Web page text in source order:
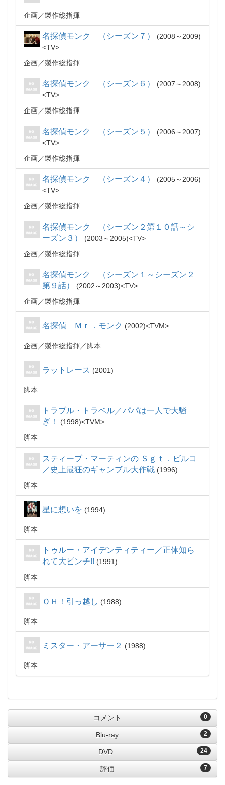
企画 製作総指揮
名探偵モンク （シーズン７）
2008～2009
TV
企画
製作総指揮
名探偵モンク （シーズン６）
2007～2008
TV
企画
製作総指揮
名探偵モンク （シーズン５）
2006～2007
TV
企画
製作総指揮
名探偵モンク （シーズン４）
2005～2006
TV
企画
製作総指揮
名探偵モンク （シーズン２第１０話～シ
ーズン３）
2003～2005
TV
企画
製作総指揮
名探偵モンク （シーズン１～シーズン２
第９話）
2002～2003
TV
企画
製作総指揮
名探偵 Ｍｒ．モンク 2002 TVM
企画 製作総指揮 脚本
ラットレース 2001
脚本
トラブル・トラベル／パパは一人で大騒
ぎ！
1998
TVM
脚本
スティーブ・マーティンの Ｓｇｔ．ビルコ
／史上最狂のギャンブル大作戦
1996
脚本
星に想いを 1994
脚本
トゥルー・アイデンティティー／正体知ら
れて大ピンチ!!
1991
脚本
ＯＨ！引っ越し 1988
脚本
ミスター・アーサー２ 1988
脚本
0
コメント
2
Blu-ray
24
DVD
7
評価